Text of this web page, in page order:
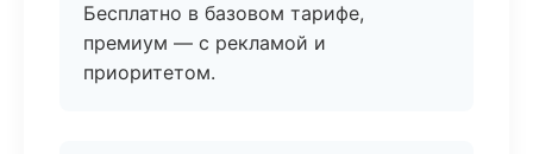
Бесплатно в базовом тарифе,
премиум — с рекламой и
приоритетом.